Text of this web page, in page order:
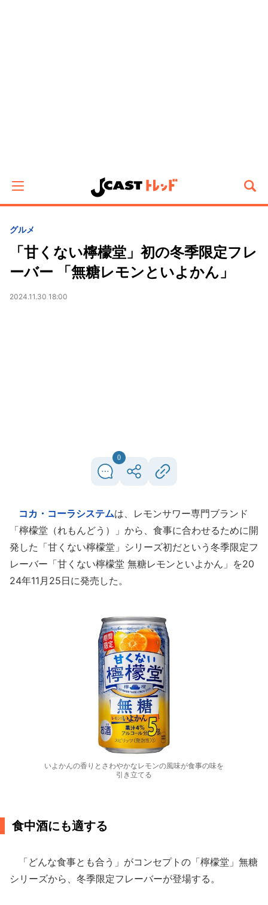
グルメ
「甘くない檸檬堂」初の冬季限定フレ
ーバー 「無糖レモンといよかん」
2024.11.30 18:00
0
コカ・コーラシステムは、レモンサワー専門ブランド
「檸檬堂（れもんどう）」から、食事に合わせるために開
発した「甘くない檸檬堂」シリーズ初だという冬季限定フ
レーバー「甘くない檸檬堂 無糖レモンといよかん」を20
24年11月25日に発売した。
いよかんの香りとさわやかなレモンの風味が食事の味を
引き立てる
食中酒にも適する
「どんな食事とも合う」がコンセプトの「檸檬堂」無糖
シリーズから、冬季限定フレーバーが登場する。